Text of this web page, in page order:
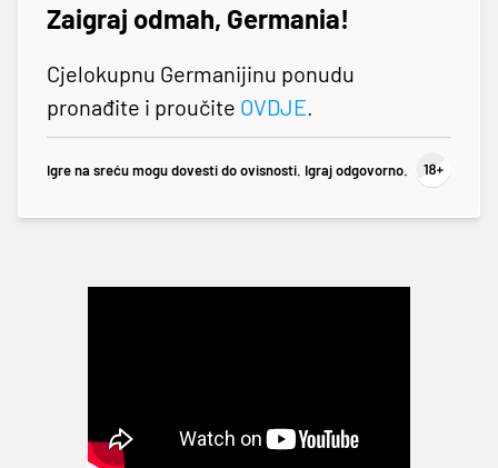
Zaigraj odmah, Germania!
Cjelokupnu Germanijinu ponudu
pronađite i proučite OVDJE.
Igre na sreću mogu dovesti do ovisnosti. Igraj odgovorno.